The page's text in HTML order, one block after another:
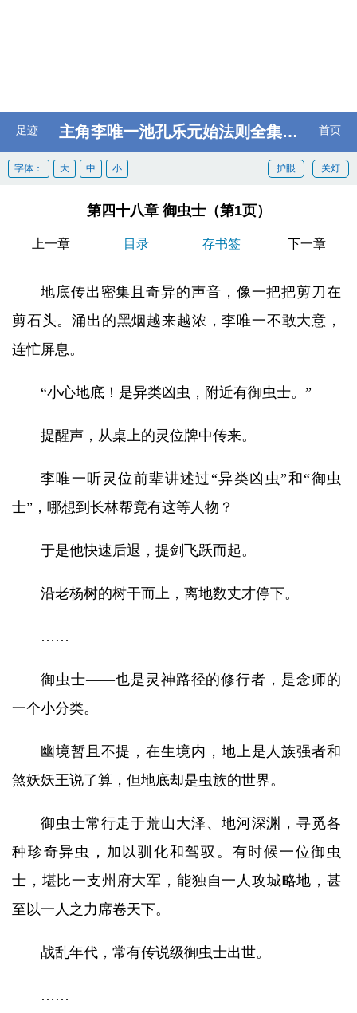
足迹 主角李唯一池孔乐元始法则全集阅读 首页
关灯
护眼
字体： 大 中 小
第四十八章 御虫士（第1页）
上一章 目录 存书签 下一章
地底传出密集且奇异的声音，像一把把剪刀在
剪石头。涌出的黑烟越来越浓，李唯一不敢大意，
连忙屏息。
“小心地底！是异类凶虫，附近有御虫士。”
提醒声，从桌上的灵位牌中传来。
李唯一听灵位前辈讲述过“异类凶虫”和“御虫
士”，哪想到长林帮竟有这等人物？
于是他快速后退，提剑飞跃而起。
沿老杨树的树干而上，离地数丈才停下。
……
御虫士——也是灵神路径的修行者，是念师的
一个小分类。
幽境暂且不提，在生境内，地上是人族强者和
煞妖妖王说了算，但地底却是虫族的世界。
御虫士常行走于荒山大泽、地河深渊，寻觅各
种珍奇异虫，加以驯化和驾驭。有时候一位御虫
士，堪比一支州府大军，能独自一人攻城略地，甚
至以一人之力席卷天下。
战乱年代，常有传说级御虫士出世。
……